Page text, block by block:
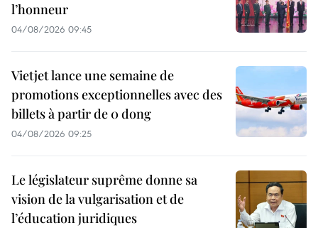
l’honneur
04/08/2026 09:45
Vietjet lance une semaine de
promotions exceptionnelles avec des
billets à partir de 0 dong
04/08/2026 09:25
Le législateur suprême donne sa
vision de la vulgarisation et de
l’éducation juridiques